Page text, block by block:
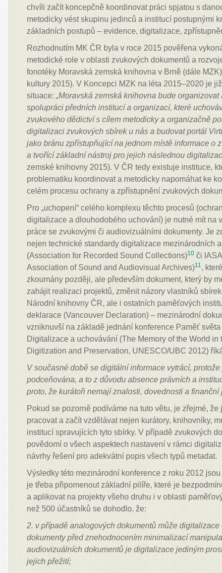
chvíli začít koncepčně koordinovat práci spjatou s
metodicky vést skupinu jedinců a institucí postupnými
základních postupů – evidence, digitalizace,
Rozhodnutím MK ČR byla v roce 2015 pověřena
metodické role v oblasti zvukových dokumentů a
fonotéky Moravská zemská knihovna v Brně (dále
kultury 2015). V Koncepci MZK na léta 2015–2020 je
situace:„Moravská zemská knihovna budeorganizovat
spolupráci předních institucí a organizací, které
zvukového dědictví s cílem metodicky a organizačně
digitalizaci zvukových sbírek u nás a budovat portál
jako bránu zpřístupňující na jednom místě informace o
a tvořící základní nástroj pro jejich následnou
zemské knihovny 2015). V ČR tedy existuje instituce,
problematiku koordinovat a metodicky napomáhat ke
celém procesu ochrany a zpřístupnění zvukových
Pro „uchopení“ celého komplexu těchto procesů
digitalizace a dlouhodobého uchování) je nutné mít na
práce se zvukovými či audiovizuálními dokumenty. Je
nejen technické standardy digitalizace mezinárodních
(Association for Recorded Sound Collections)10 či
Association of Sound and Audiovisual Archives)11,
zkoumány později, ale především dokument, který by
zahájit realizaci projektů, změnit názory vlastníků
Národní knihovny ČR, ale i ostatních paměťových
deklarace (Vancouver Declaration) – mezinárodní
vzniknuvší na základě jednání konference Paměť
Digitalizace a uchovávání (The Memory of the World in
Digitization and Preservation, UNESCO/UBC 2012)
V současné době se digitální informace vytrácí,
podceňována, a to z důvodu absence právních a
proto, že kurátořinemají znalosti, dovednosti a finanční
Pokud se pozorně podíváme na tuto větu, je zřejmé,
pracovat a začít vzdělávat nejen kurátory, knihovníky,
institucí spravujících tyto sbírky. V případě zvukových
povědomí o všech aspektech nastavení v rámci
návrhy řešení pro adekvátní popis všech typů metadat.
Výsledky této mezinárodní konference z roku 2012
je třeba připomenout základní pilíře, které je
a aplikovat na projekty všeho druhu i v oblasti
než 500 účastníků se dohodlo, že:
2. v případě analogových dokumentů může digitalizace
dokumentypřed znehodnocením minimalizací
audiovizuálníchdokumentů je digitalizace jediným
jejich přežití;